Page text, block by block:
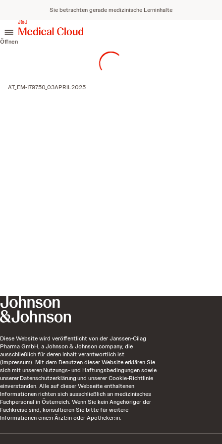
Sie betrachten gerade medizinische Lerninhalte
zum Inhalt springen
Öffnen
AT_EM-179750_03APRIL2025
Diese Website wird veröffentlicht von der Janssen-Cilag
Pharma GmbH, a Johnson & Johnson company, die
ausschließlich für deren Inhalt verantwortlich ist
(Impressum). Mit dem Benutzen dieser Website erklären Sie
sich mit unseren Nutzungs- und Haftungsbedingungen sowie
unserer Datenschutzerklärung und unserer Cookie-Richtlinie
einverstanden. Alle auf dieser Webseite enthaltenen
Informationen richten sich ausschließlich an medizinisches
Fachpersonal in Österreich. Wenn Sie kein Angehöriger der
Fachkreise sind, konsultieren Sie bitte für weitere
Informationen eine:n Ärzt:in oder Apotheker:in.